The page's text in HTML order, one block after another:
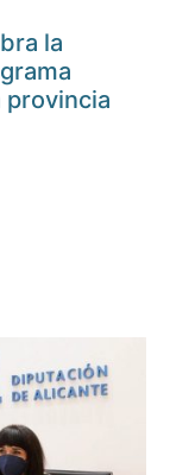
la
provincia